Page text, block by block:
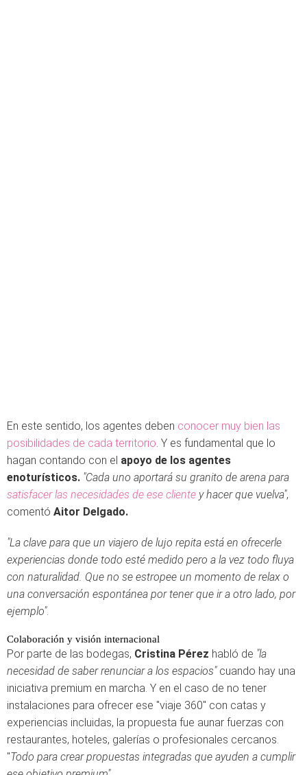
En este sentido, los agentes deben conocer muy bien las
posibilidades de cada territorio. Y es fundamental que lo
hagan contando con el apoyo de los agentes
enoturísticos. "Cada uno aportará su granito de arena para
satisfacer las necesidades de ese cliente y hacer que vuelva",
comentó Aitor Delgado.
"La clave para que un viajero de lujo repita está en ofrecerle
experiencias donde todo esté medido pero a la vez todo fluya
con naturalidad. Que no se estropee un momento de relax o
una conversación espontánea por tener que ir a otro lado, por
ejemplo".
Colaboración y visión internacional
Por parte de las bodegas, Cristina Pérez habló de "la
necesidad de saber renunciar a los espacios" cuando hay una
iniciativa premium en marcha. Y en el caso de no tener
instalaciones para ofrecer ese "viaje 360" con catas y
experiencias incluidas, la propuesta fue aunar fuerzas con
restaurantes, hoteles, galerías o profesionales cercanos.
"Todo para crear propuestas integradas que ayuden a cumplir